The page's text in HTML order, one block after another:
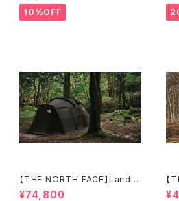
10%OFF
【THE NORTH FACE】Lander
6
¥74,800
【
2